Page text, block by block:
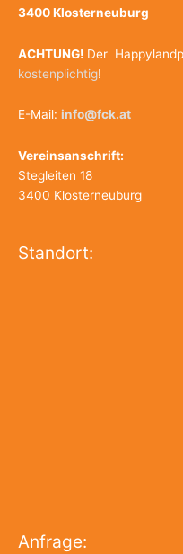
3400 Klosterneuburg
ACHTUNG! Der
kostenplichtig!
E-Mail: info@fck.at
Vereinsanschrift:
Stegleiten 18
3400 Klosterneuburg
Standort:
Anfrage: